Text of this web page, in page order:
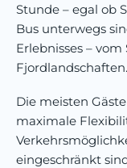
Stunde – egal ob
Bus unterwegs
Erlebnisses –
Fjordlandschaften.
Die meisten
maximale
eingeschränkt